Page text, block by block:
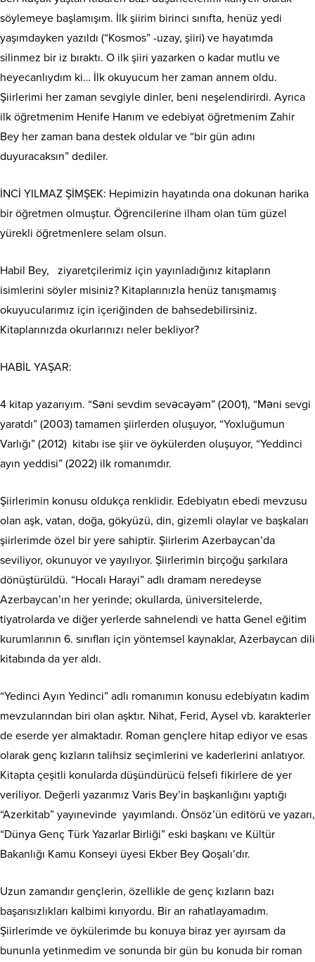
söylemeye başlamışım. İlk şiirim birinci sınıfta, henüz yedi
yaşımdayken yazıldı (“Kosmos” -uzay, şiiri) ve hayatımda
silinmez bir iz bıraktı. O ilk şiiri yazarken o kadar mutlu ve
heyecanlıydım ki… İlk okuyucum her zaman annem oldu.
Şiirlerimi her zaman sevgiyle dinler, beni neşelendirirdi. Ayrıca
ilk öğretmenim Henife Hanım ve edebiyat öğretmenim Zahir
Bey her zaman bana destek oldular ve “bir gün adını
duyuracaksın” dediler.
İNCİ YILMAZ ŞİMŞEK: Hepimizin hayatında ona dokunan harika
bir öğretmen olmuştur. Öğrencilerine ilham olan tüm güzel
yürekli öğretmenlere selam olsun.
Habil Bey,
ziyaretçilerimiz için yayınladığınız kitapların
isimlerini söyler misiniz? Kitaplarınızla henüz tanışmamış
okuyucularımız için içeriğinden de bahsedebilirsiniz.
Kitaplarınızda okurlarınızı neler bekliyor?
HABİL YAŞAR:
4 kitap yazarıyım. “Səni sevdim sevəcəyəm” (2001), “Məni sevgi
yaratdı” (2003) tamamen şiirlerden oluşuyor, “Yoxluğumun
Varlığı” (2012) kitabı ise şiir ve öykülerden oluşuyor, “Yeddinci
ayın yeddisi” (2022) ilk romanımdır.
Şiirlerimin konusu oldukça renklidir. Edebiyatın ebedi mevzusu
olan aşk, vatan, doğa, gökyüzü, din, gizemli olaylar ve başkaları
şiirlerimde özel bir yere sahiptir. Şiirlerim Azerbaycan’da
seviliyor, okunuyor ve yayılıyor. Şiirlerimin birçoğu şarkılara
dönüştürüldü. “Hocalı Harayi” adlı dramam neredeyse
Azerbaycan’ın her yerinde; okullarda, üniversitelerde,
tiyatrolarda ve diğer yerlerde sahnelendi ve hatta Genel eğitim
kurumlarının 6. sınıfları için yöntemsel kaynaklar, Azerbaycan dili
kitabında da yer aldı.
“Yedinci Ayın Yedinci” adlı romanımın konusu edebiyatın kadim
mevzularından biri olan aşktır. Nihat, Ferid, Aysel vb. karakterler
de eserde yer almaktadır. Roman gençlere hitap ediyor ve esas
olarak genç kızların talihsiz seçimlerini ve kaderlerini anlatıyor.
Kitapta çeşitli konularda düşündürücü felsefi fikirlere de yer
veriliyor. Değerli yazarımız Varis Bey’in başkanlığını yaptığı
“Azerkitab” yayınevinde yayımlandı. Önsöz’ün editörü ve yazarı,
“Dünya Genç Türk Yazarlar Birliği” eski başkanı ve Kültür
Bakanlığı Kamu Konseyi üyesi Ekber Bey Qoşalı’dır.
Uzun zamandır gençlerin, özellikle de genç kızların bazı
başarısızlıkları kalbimi kırıyordu. Bir an rahatlayamadım.
Şiirlerimde ve öykülerimde bu konuya biraz yer ayırsam da
bununla yetinmedim ve sonunda bir gün bu konuda bir roman